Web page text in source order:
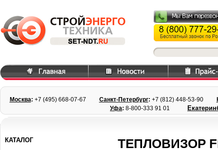
Москва: +7 (495) 668-07-67 Санкт-Петербург: +7 (812) 448-53-90
Уфа: 8-800-333 91 01
ТЕПЛОВИЗОР
КАТАЛОГ